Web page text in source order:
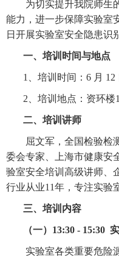
为切实提升我院师生
能力，进一步保障实验室
日开展实验室安全隐患识
一、培训时间与地点
1、培训时间： 6 月 12
2、培训地点：资环楼
二、 培训讲师
屈文军，全国检验检
委会专家、上海市健康安
验室安全培训高级讲师、
行业从业11年，专注实验
三、 培训内容
（一） 13:30 - 15:30
实验室各类重要危险